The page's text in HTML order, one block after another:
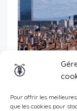
Pour offrir les
que les cookies pour